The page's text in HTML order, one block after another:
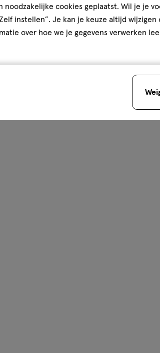
noodzakelijke cookies geplaatst. Wil je je
instellen”. Je kan je keuze altijd
over hoe we je gegevens verwerken